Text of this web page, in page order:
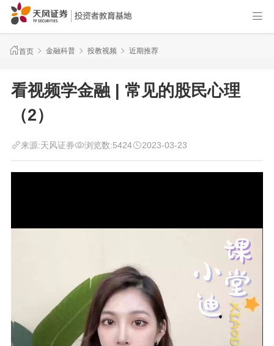
首页 金融科普 投教视频 近期推荐
看视频学金融 | 常见的股民心理
（2）
来源:天风证券 浏览数:5424 2023-03-23